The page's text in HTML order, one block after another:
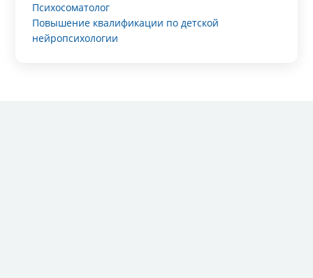
Психосоматолог
Повышение квалификации по детской
нейропсихологии